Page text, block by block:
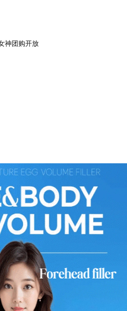
神团购开放